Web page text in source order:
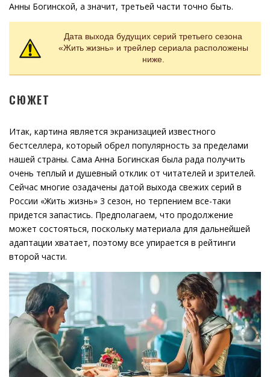
Анны Богинской, а значит, третьей части точно быть.
Дата выхода будущих серий третьего сезона
«Жить жизнь» и трейлер сериала расположены
ниже.
СЮЖЕТ
Итак, картина является экранизацией известного
бестселлера, который обрел популярность за пределами
нашей страны. Сама Анна Богинская была рада получить
очень теплый и душевный отклик от читателей и зрителей.
Сейчас многие озадачены датой выхода свежих серий в
России «Жить жизнь» 3 сезон, но терпением все-таки
придется запастись. Предполагаем, что продолжение
может состояться, поскольку материала для дальнейшей
адаптации хватает, поэтому все упирается в рейтинги
второй части.